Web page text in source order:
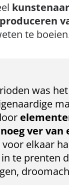
produceren
te
was
ver
elkaar
te prenten